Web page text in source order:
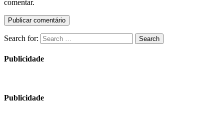
comentar.
Search for: Search
Publicidade
Publicidade